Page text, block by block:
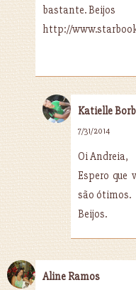
bastante. Beijos
http://
Katielle
7/31/2014
Oi Andreia,
Espero que
são ótimos.
Beijos.
Aline Ramos